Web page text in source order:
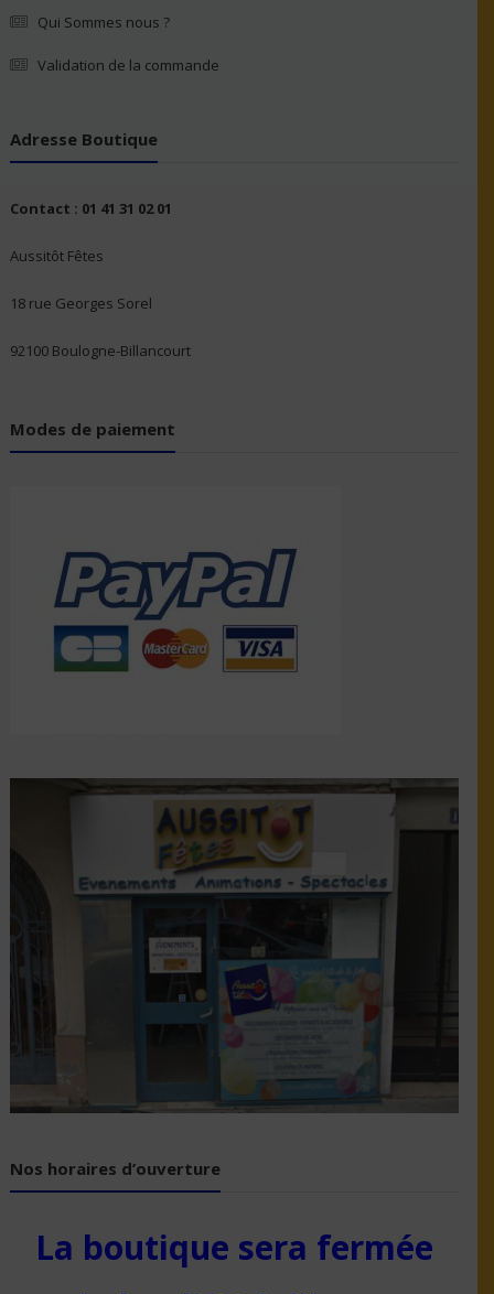
Qui Sommes nous ?
Validation de la commande
Adresse Boutique
Contact : 01 41 31 02 01
Aussitôt Fêtes
18 rue Georges Sorel
92100 Boulogne-Billancourt
Modes de paiement
Nos horaires d’ouverture
La boutique sera fermée